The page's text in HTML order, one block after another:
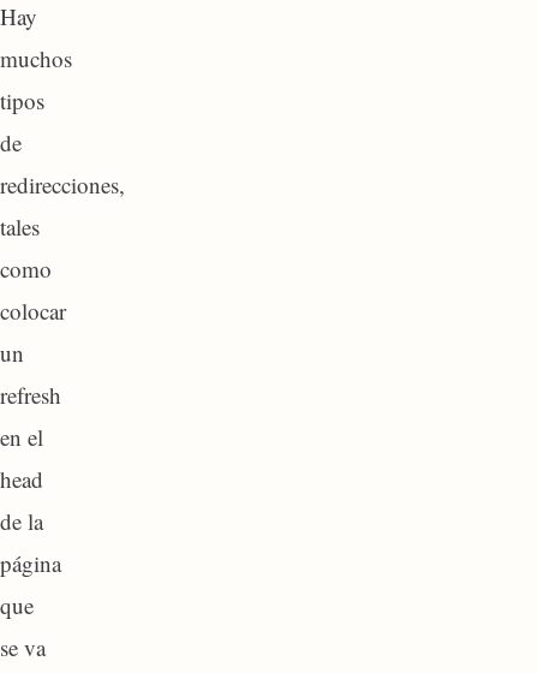
Hay
muchos
tipos
de
redirecciones,
tales
como
colocar
un
refresh
en el
head
de la
página
que
se va